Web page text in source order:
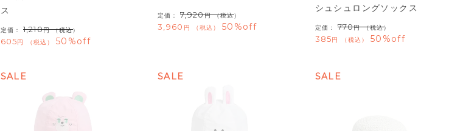
ス
定価： 1,210 （税込）
605 税込 50%off
定価： 7,920 （税込）
3,960 税込 50%off
シュシュロングソックス
定価： 770 （税込）
385 税込 50%off
SALE SALE SALE